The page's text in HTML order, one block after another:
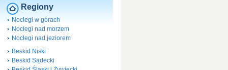
Regiony
Noclegi w górach
Noclegi nad morzem
Noclegi nad jeziorem
Beskid Niski
Beskid Sądecki